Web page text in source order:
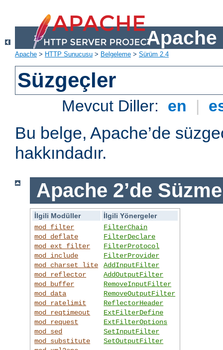
Apache
Apache > HTTP Sunucusu > Belgeleme > Sürüm 2.4
Süzgeçler
Mevcut Diller: en |
Bu belge, Apache’de
hakkındadır.
Apache 2’de
İlgili Modüller
İlgili Yönergeler
mod_filter
mod_deflate
mod_ext_filter
mod_include
mod_charset_lite
mod_reflector
mod_buffer
mod_data
mod_ratelimit
mod_reqtimeout
mod_request
mod_sed
mod_substitute
FilterChain
FilterDeclare
FilterProtocol
FilterProvider
AddInputFilter
AddOutputFilter
RemoveInputFilter
RemoveOutputFilter
ReflectorHeader
ExtFilterDefine
ExtFilterOptions
SetInputFilter
SetOutputFilter